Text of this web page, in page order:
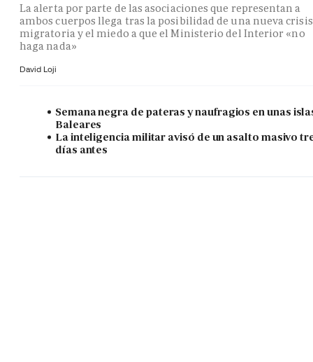
La alerta por parte de las asociaciones que representan a
ambos cuerpos llega tras la posibilidad de una nueva crisis
migratoria y el miedo a que el Ministerio del Interior «no
haga nada»
David Loji
Semana negra de pateras y naufragios en unas
Baleares
La inteligencia militar avisó de un asalto masivo
días antes